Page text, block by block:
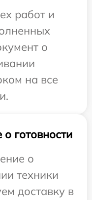
работ и
о
на все
готовности
о
техники
доставку в